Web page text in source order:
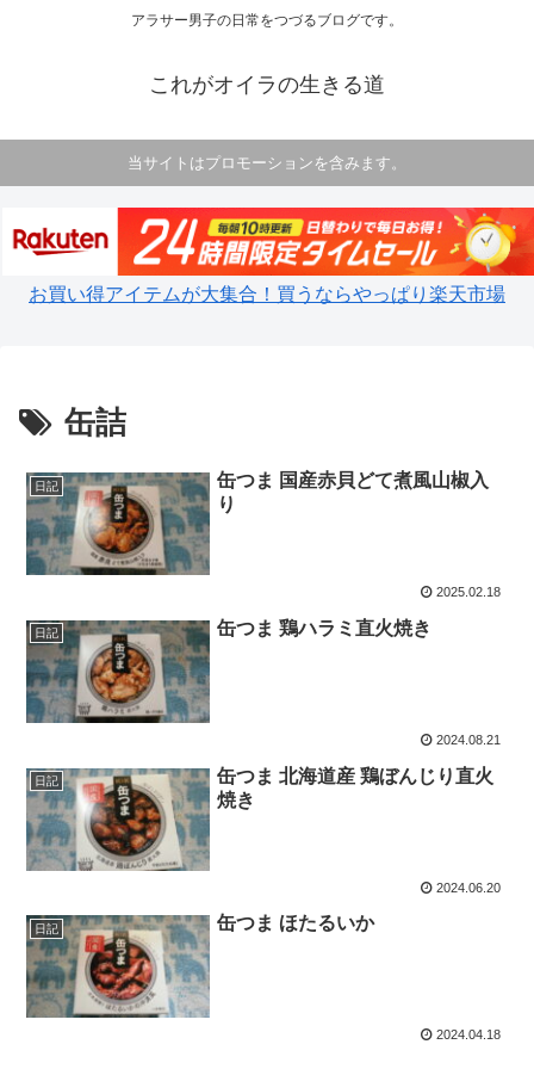
アラサー男子の日常をつづるブログです。
これがオイラの生きる道
当サイトはプロモーションを含みます。
お買い得アイテムが大集合！買うならやっぱり楽天市場
缶詰
日記
缶つま 国産赤貝どて煮風山椒入
り
2025.02.18
日記 缶つま 鶏ハラミ直火焼き
2024.08.21
日記
缶つま 北海道産 鶏ぼんじり直火
焼き
2024.06.20
日記 缶つま ほたるいか
2024.04.18